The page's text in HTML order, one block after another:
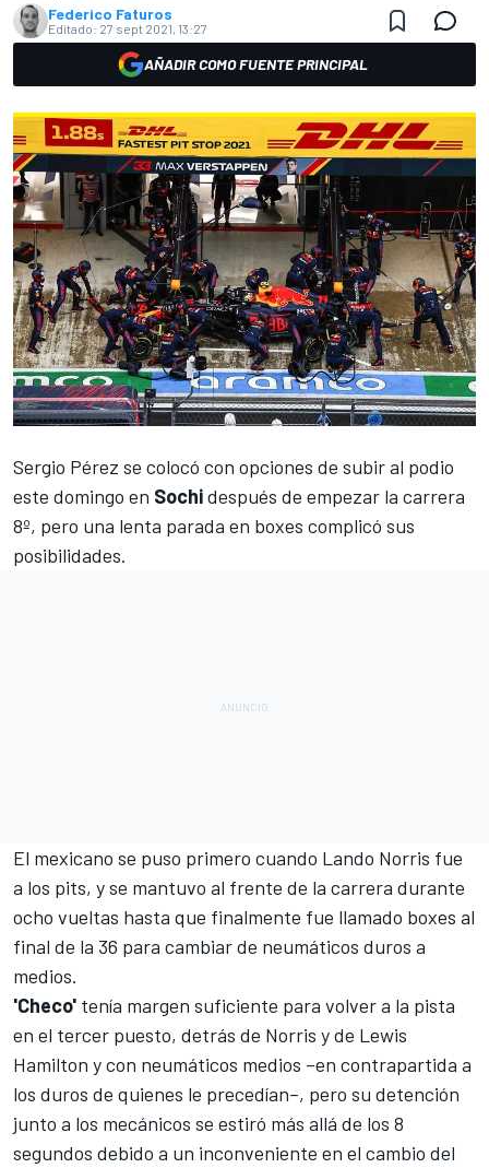
Federico Faturos
Editado: 27 sept 2021, 13:27
AÑADIR COMO FUENTE PRINCIPAL
Sergio Pérez se colocó con opciones de subir al podio
este domingo en Sochidespués de empezar la carrera
8º, pero una lenta parada en boxes complicó sus
posibilidades.
El mexicano se puso primero cuando Lando Norris fue
a los pits, y se mantuvo al frente de la carrera durante
ocho vueltas hasta que finalmente fue llamado boxes al
final de la 36 para cambiar de neumáticos duros a
medios.
'Checo' tenía margen suficiente para volver a la pista
en el tercer puesto, detrás de Norris y de Lewis
Hamilton y con neumáticos medios –en contrapartida a
los duros de quienes le precedían–, pero su detención
junto a los mecánicos se estiró más allá de los 8
segundos debido a un inconveniente en el cambio del